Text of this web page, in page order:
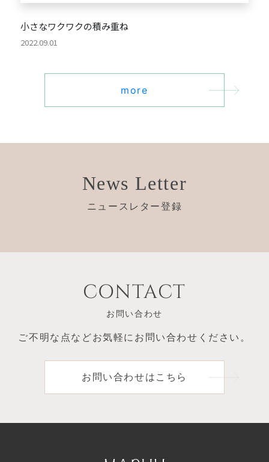
小さなワクワクの積み重ね
2022.09.01
more
News Letter
ニュースレター登録
CONTACT
お問い合わせ
ご不明な点などお気軽にお問い合わせください。
お問い合わせはこちら